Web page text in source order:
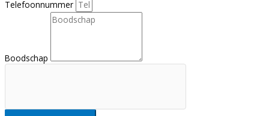
Telefoonnummer
Boodschap